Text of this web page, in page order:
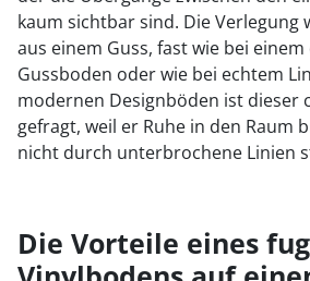
kaum sichtbar sind. Die Verlegung
aus einem Guss, fast wie bei
Gussboden oder wie bei echtem
modernen Designböden ist dieser
gefragt, weil er Ruhe in den Raum
nicht durch unterbrochene Linien
Die Vorteile eines